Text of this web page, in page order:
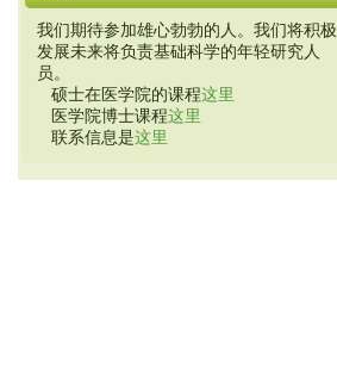
我们期待参加雄心勃勃的人。我们将积极
发展未来将负责基础科学的年轻研究人
员。
硕士在医学院的课程这里
医学院博士课程这里
联系信息是这里